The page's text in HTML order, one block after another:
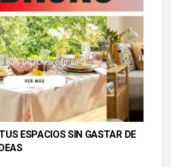
ESPACIOS SIN GASTAR DE